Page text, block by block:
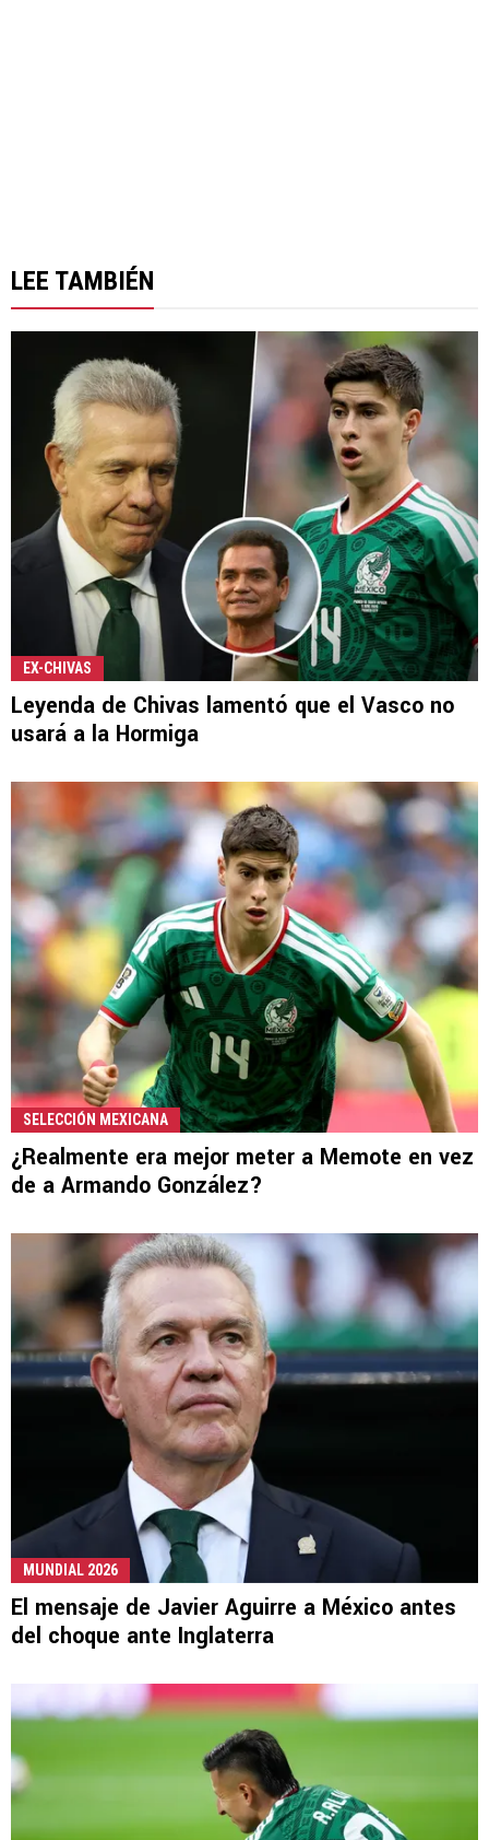
LEE TAMBIÉN
EX-CHIVAS
Leyenda de Chivas lamentó que el Vasco no
usará a la Hormiga
SELECCIÓN MEXICANA
¿Realmente era mejor meter a Memote en vez
de a Armando González?
MUNDIAL 2026
El mensaje de Javier Aguirre a México antes
del choque ante Inglaterra